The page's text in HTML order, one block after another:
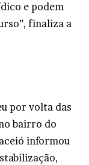
e podem
finaliza a
por volta das
bairro do
informou